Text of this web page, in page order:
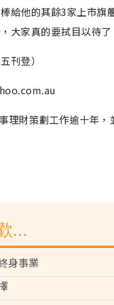
給他的其餘3家上市旗
大家真的要拭目以待了
刊登）
理財策劃工作逾十年，
...
身事業